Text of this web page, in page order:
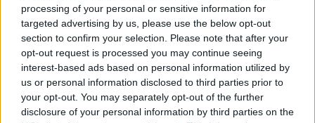
processing of your personal or sensitive information for
targeted advertising by us, please use the below opt-out
section to confirm your selection. Please note that after your
opt-out request is processed you may continue seeing
interest-based ads based on personal information utilized by
us or personal information disclosed to third parties prior to
your opt-out. You may separately opt-out of the further
disclosure of your personal information by third parties on the